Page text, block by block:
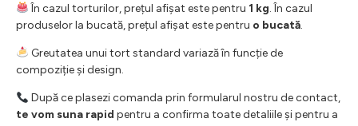
În cazul torturilor, prețul afișat este pentru 1 kg. În cazul
produselor la bucată, prețul afișat este pentru o bucată.
Greutatea unui tort standard variază în funcție de
compoziție și design.
După ce plasezi comanda prin formularul nostru de contact,
te vom suna rapid pentru a confirma toate detaliile și pentru a